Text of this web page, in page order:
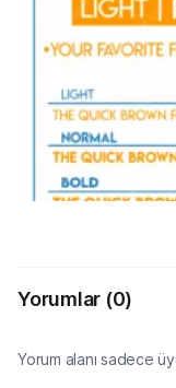
Yorumlar (0)
Yorum alanı sadece